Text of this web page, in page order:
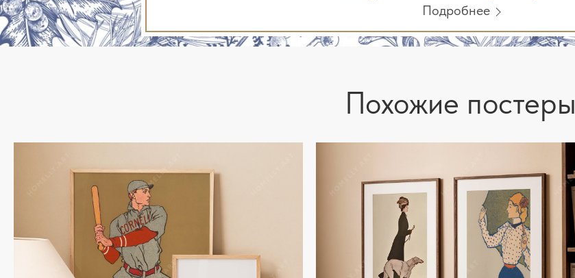
Подробнее
Похожие постеры